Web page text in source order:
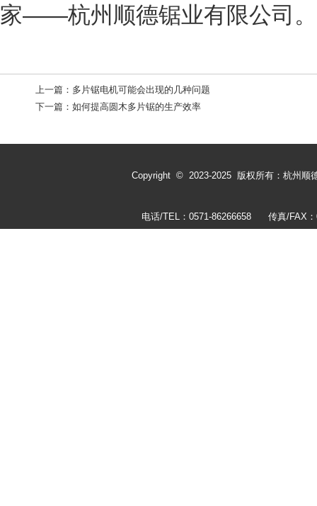
家——杭州顺德锯业有限公司。
上一篇： 多片锯电机可能会出现的几种问题
下一篇： 如何提高圆木多片锯的生产效率
Copyright © 2023-2025 版权所有：杭州
电话/TEL：0571-86266658 传真/FAX：